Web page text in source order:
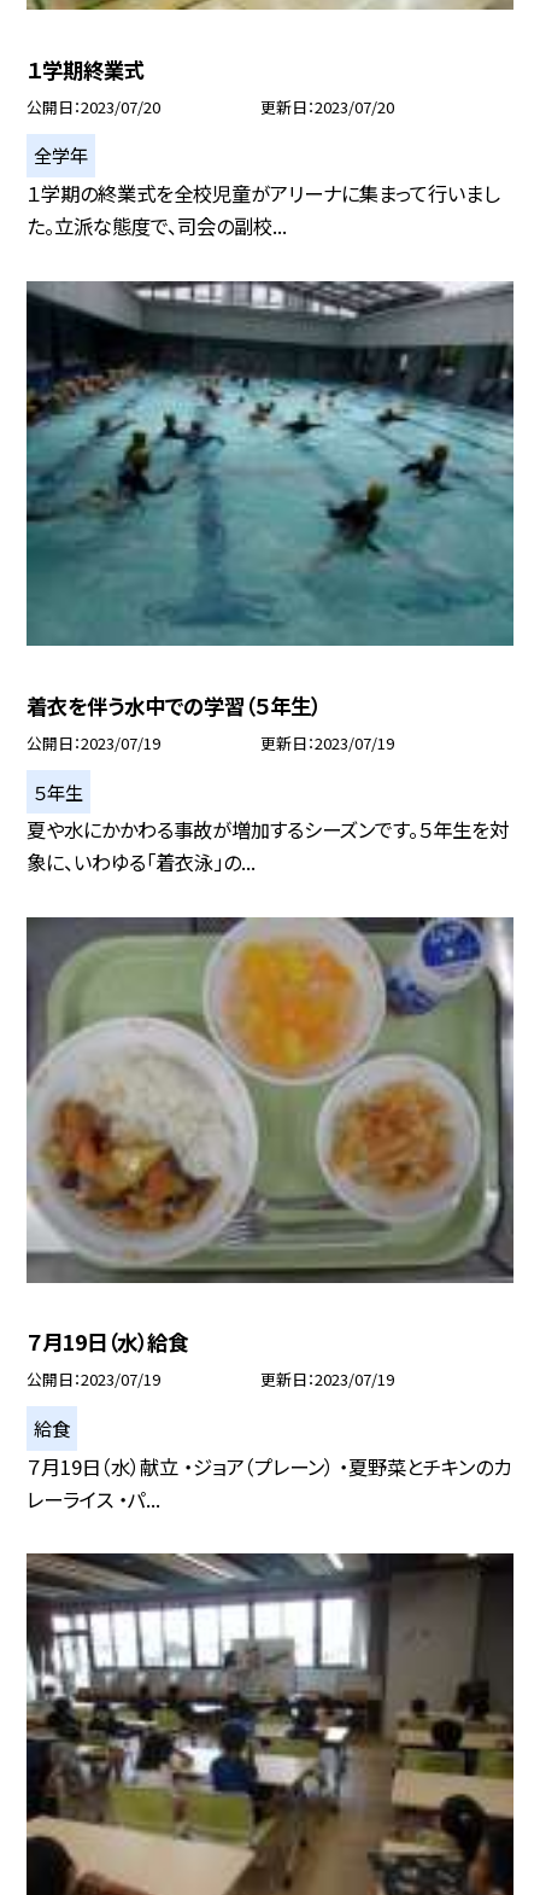
１学期終業式
公開日 2023/07/20 更新日 2023/07/20
全学年
１学期の終業式を全校児童がアリーナに集まって行いまし
た。立派な態度で、司会の副校...
着衣を伴う水中での学習（５年生）
公開日 2023/07/19 更新日 2023/07/19
５年生
夏や水にかかわる事故が増加するシーズンです。５年生を対
象に、いわゆる「着衣泳」の...
７月19日（水）給食
公開日 2023/07/19 更新日 2023/07/19
給食
７月19日（水）献立 ・ジョア（プレーン） ・夏野菜とチキンのカ
レーライス ・パ...